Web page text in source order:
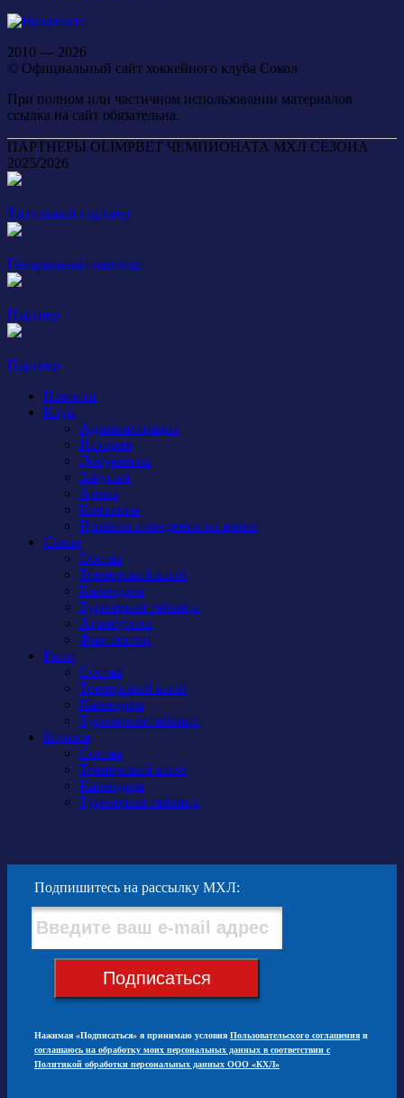
2010 — 2026
© Официальный сайт хоккейного клуба Сокол
При полном или частичном использовании материалов
ссылка на сайт обязательна.
ПАРТНЕРЫ OLIMPBET ЧЕМПИОНАТА МХЛ СЕЗОНА
2025/2026
Титульный партнер
Генеральный партнер
Партнер
Партнер
Новости
Клуб
Администрация
История
Документы
Закупки
Арена
Контакты
Правила поведения на арене
Сокол
Состав
Тренерский штаб
Календарь
Турнирная таблица
Атрибутика
Фан-сектор
Рыси
Состав
Тренерский штаб
Календарь
Турнирная таблица
Бирюса
Состав
Тренерский штаб
Календарь
Турнирная таблица
Подпишитесь на рассылку МХЛ:
Подписаться
Нажимая «Подписаться» я принимаю условия Пользовательского соглашения и
соглашаюсь на обработку моих персональных данных в соответствии с
Политикой обработки персональных данных ООО «КХЛ»